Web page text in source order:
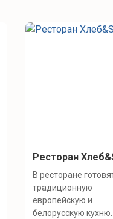
Ресторан
В ресторане
традиционную
европейскую и
белорусскую